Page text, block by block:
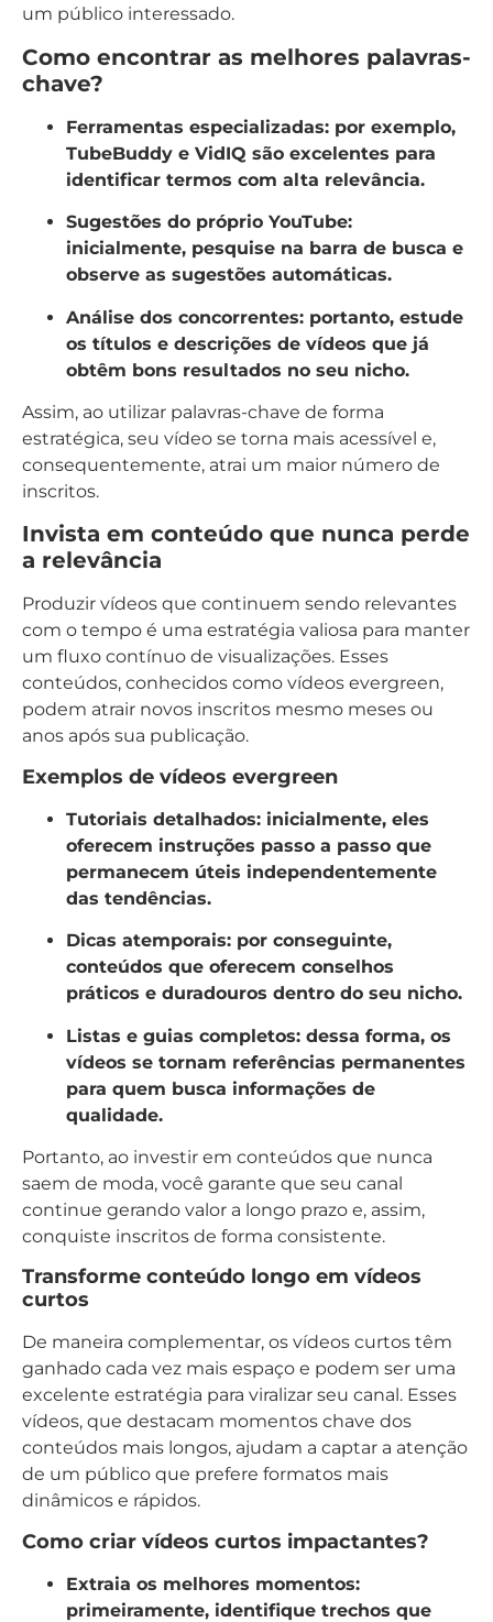
um público interessado.
Como encontrar as melhores palavras-
chave?
Ferramentas especializadas: por exemplo,
TubeBuddy e VidIQ são excelentes para
identificar termos com alta relevância.
Sugestões do próprio YouTube:
inicialmente, pesquise na barra de busca e
observe as sugestões automáticas.
Análise dos concorrentes: portanto, estude
os títulos e descrições de vídeos que já
obtêm bons resultados no seu nicho.
Assim, ao utilizar palavras-chave de forma
estratégica, seu vídeo se torna mais acessível e,
consequentemente, atrai um maior número de
inscritos.
Invista em conteúdo que nunca perde
a relevância
Produzir vídeos que continuem sendo relevantes
com o tempo é uma estratégia valiosa para manter
um fluxo contínuo de visualizações. Esses
conteúdos, conhecidos como vídeos evergreen,
podem atrair novos inscritos mesmo meses ou
anos após sua publicação.
Exemplos de vídeos evergreen
Tutoriais detalhados: inicialmente, eles
oferecem instruções passo a passo que
permanecem úteis independentemente
das tendências.
Dicas atemporais: por conseguinte,
conteúdos que oferecem conselhos
práticos e duradouros dentro do seu nicho.
Listas e guias completos: dessa forma, os
vídeos se tornam referências permanentes
para quem busca informações de
qualidade.
Portanto, ao investir em conteúdos que nunca
saem de moda, você garante que seu canal
continue gerando valor a longo prazo e, assim,
conquiste inscritos de forma consistente.
Transforme conteúdo longo em vídeos
curtos
De maneira complementar, os vídeos curtos têm
ganhado cada vez mais espaço e podem ser uma
excelente estratégia para viralizar seu canal. Esses
vídeos, que destacam momentos chave dos
conteúdos mais longos, ajudam a captar a atenção
de um público que prefere formatos mais
dinâmicos e rápidos.
Como criar vídeos curtos impactantes?
Extraia os melhores momentos:
primeiramente, identifique trechos que